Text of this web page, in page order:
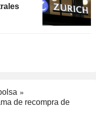
de recompra de